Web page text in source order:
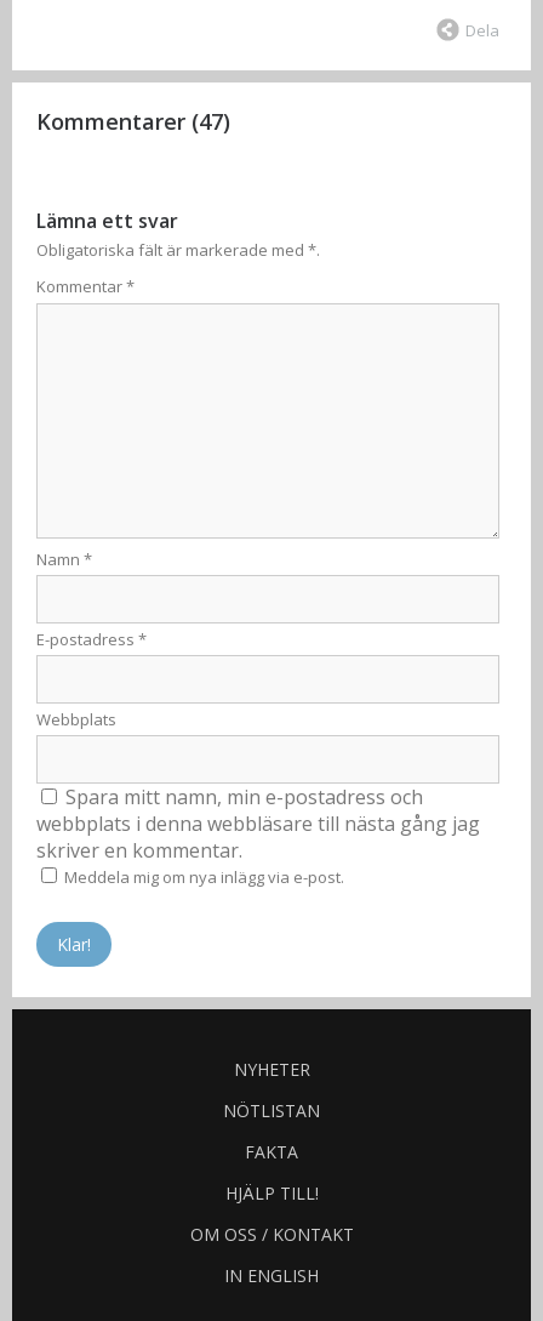
Dela
Kommentarer (47)
Lämna ett svar
Obligatoriska fält är markerade med *.
Kommentar*
Namn *
E-postadress *
Webbplats
Spara mitt namn, min e-postadress och
webbplats i denna webbläsare till nästa gång jag
skriver en kommentar.
Meddela mig om nya inlägg via e-post.
NYHETER
NÖTLISTAN
FAKTA
HJÄLP TILL!
OM OSS / KONTAKT
IN ENGLISH